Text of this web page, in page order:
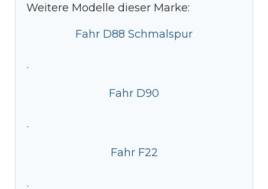
Weitere Modelle dieser Marke:
Fahr D88 Schmalspur
·
Fahr D90
·
Fahr F22
·